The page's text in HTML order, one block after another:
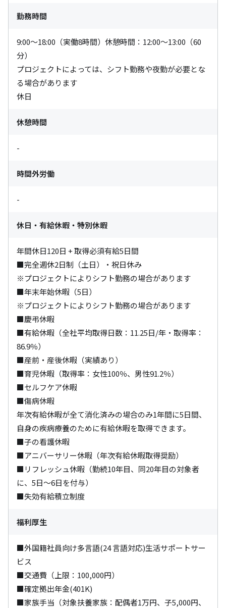
勤務時間
9:00～18:00（実働8時間）休憩時間：12:00～13:00（60
分）
プロジェクトによっては、シフト勤務や夜勤が必要とな
る場合があります
休日
休憩時間
-
時間外労働
-
休日・有給休暇・特別休暇
年間休日120日 + 取得必須有給5日間
■完全週休2日制（土日）・祝日休み
※プロジェクトによりシフト勤務の場合があります
■年末年始休暇（5日）
※プロジェクトによりシフト勤務の場合があります
■慶弔休暇
■有給休暇（全社平均取得日数：11.25日/年・取得率：
86.9％）
■産前・産後休暇（実績あり）
■育児休暇（取得率：女性100％、男性91.2％）
■セルフケア休暇
■傷病休暇
年次有給休暇が全て消化済みの場合のみ1年間に5日間、
自身の疾病療養のために有給休暇を取得できます。
■子の看護休暇
■アニバーサリー休暇（年次有給休暇取得奨励）
■リフレッシュ休暇（勤続10年目、同20年目の対象者
に、5日～6日を付与）
■失効有給積立制度
福利厚生
■外国籍社員向け多言語(24 言語対応)生活サポートサー
ビス
■交通費（上限：100,000円）
■確定拠出年金(401K)
■家族手当（対象扶養家族：配偶者1万円、子5,000円、